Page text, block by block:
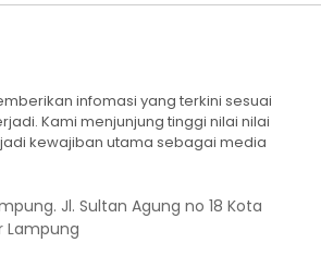
infomasi yang terkini sesuai
Kami menjunjung tinggi nilai nilai
kewajiban utama sebagai media
Jl. Sultan Agung no 18 Kota
Lampung